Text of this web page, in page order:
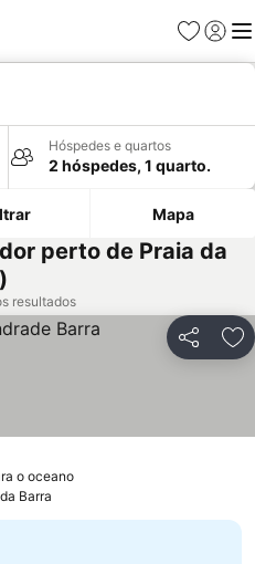
Favoritos
Iniciar
Hóspedes e quartos
2 hóspedes, 1 quarto.
Mapa
perto de Praia da
resultados
Partilhar
o oceano
Barra